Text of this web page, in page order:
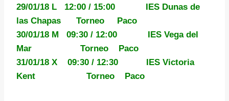
29/01/18 L 12:00 / 15:00 IES Dunas de
las Chapas Torneo Paco
30/01/18 M 09:30 / 12:00 IES Vega del
Mar Torneo Paco
31/01/18 X 09:30 / 12:30 IES Victoria
Kent Torneo Paco